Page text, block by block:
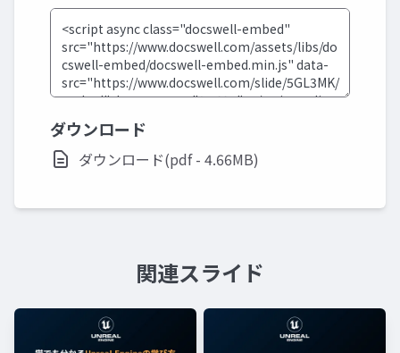
ダウンロード
ダウンロード(pdf - 4.66MB)
関連スライド